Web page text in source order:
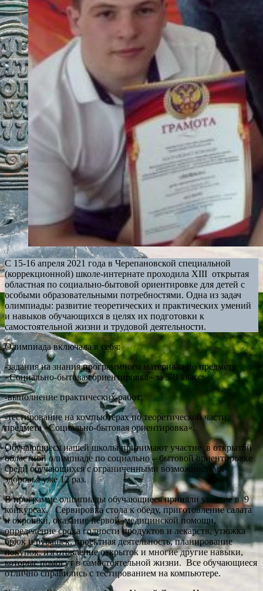
С 15-16 апреля 2021 года в Черепановской специальной
(коррекционной) школе-интернате проходила XIII открытая
областная по социально-бытовой ориентировке для детей с
особыми образовательными потребностями. Одна из задач
олимпиады: развитие теоретических и практических умений
и навыков обучающихся в целях их подготовки к
самостоятельной жизни и трудовой деятельности.
Олимпиада включала в себя:
-задания на знания программного материала по предмету
«Социально-бытовая ориентировка» за 5-9 класс;
-выполнение практических работ;
-тестирование на компьютерах по теоретической части
предмета «Социально-бытовая ориентировка».
Обучающиеся нашей школы принимают участие в открытой
областной олимпиаде по социально – бытовой ориентировке
среди обучающихся с ограниченными возможностями
здоровья уже 12 раз.
В программе олимпиады обучающиеся приняли участие в 9
конкурсах. Сервировка стола к обеду, приготовление салата
и окрошки, оказание первой медицинской помощи,
определение срока годности продуктов и лекарств, утюжка
брюк и рубашек, проектная деятельность, планирование
покупок, изготовление открыток и многие другие навыки,
которые помогут в самостоятельной жизни. Все обучающиеся
отлично справились с тестированием на компьютере.